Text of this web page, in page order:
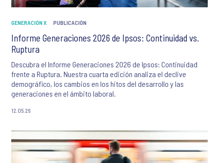
GENERACIÓN X PUBLICACIÓN
Informe Generaciones 2026 de Ipsos: Continuidad vs.
Ruptura
Descubra el Informe Generaciones 2026 de Ipsos: Continuidad
frente a Ruptura. Nuestra cuarta edición analiza el declive
demográfico, los cambios en los hitos del desarrollo y las
generaciones en el ámbito laboral.
12.05.26